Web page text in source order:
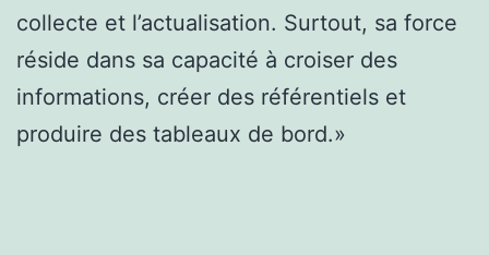
collecte et l’actualisation. Surtout, sa force
réside dans sa capacité à croiser des
informations, créer des référentiels et
produire des tableaux de bord.»